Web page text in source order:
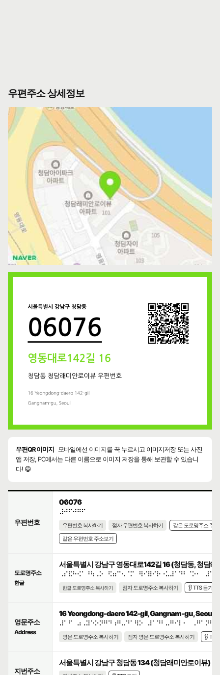
우편주소 상세정보
우편QR 이미지
모바일에선 이미지를 꾹 누르시고 이미지저장 또는 사진
앱 저장, PC에서는 다른 이름으로 이미지 저장을 통해 보관할 수 있습니
다! 😄
우편번호
06076
⠼⠚⠋⠚⠛⠋
우편번호 복사하기 점자 우편번호 복사하기
같은 도로명주소 주
같은 우편번호 주소보기
도로명주소
한글
서울특별시 강남구 영동대로142길 16 (청담동, 청담
⠠⠎⠯⠓⠪⠁⠘⠳⠠⠕⠀⠫⠶⠉⠢⠈⠍⠀⠻⠊⠿⠊⠗⠐⠥⠼⠁⠙⠃⠈⠕⠂⠀⠼⠁⠋
한글 도로명주소 복사하기 점자 도로명주소 복사하기 👂 TTS 듣기
영문주소
Address
16 Yeongdong-daero 142-gil, Gangnam-gu, Seoul,
영문 도로명주소 복사하기 점자 영문 도로명주소 복사하기 👂 TTS
지번주소
서울특별시 강남구 청담동 134 (청담래미안로이뷰)